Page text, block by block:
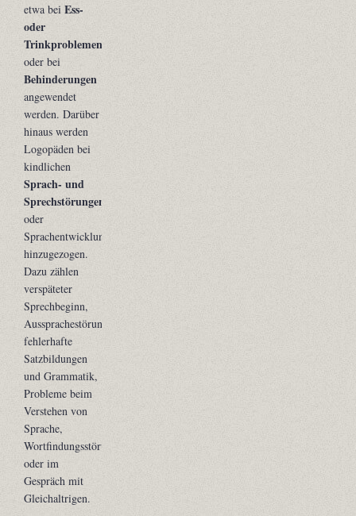
etwa bei Ess-
oder
Trinkproblemen
oder bei
Behinderungen
angewendet
werden. Darüber
hinaus werden
Logopäden bei
kindlichen
Sprach- und
Sprechstörungen
oder
Sprachentwicklungsstörungen
hinzugezogen.
Dazu zählen
verspäteter
Sprechbeginn,
Aussprachestörungen,
fehlerhafte
Satzbildungen
und Grammatik,
Probleme beim
Verstehen von
Sprache,
Wortfindungsstörungen
oder im
Gespräch mit
Gleichaltrigen.